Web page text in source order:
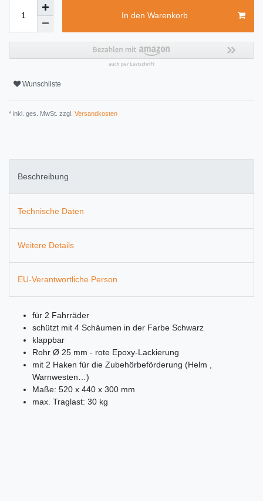
In den Warenkorb
Wunschliste
* inkl. ges. MwSt. zzgl. Versandkosten
Beschreibung
Technische Daten
Weitere Details
EU-Verantwortliche Person
für 2 Fahrräder
schützt mit 4 Schäumen in der Farbe Schwarz
klappbar
Rohr Ø 25 mm - rote Epoxy-Lackierung
mit 2 Haken für die Zubehörbeförderung (Helm ,
Warnwesten…)
Maße: 520 x 440 x 300 mm
max. Traglast: 30 kg